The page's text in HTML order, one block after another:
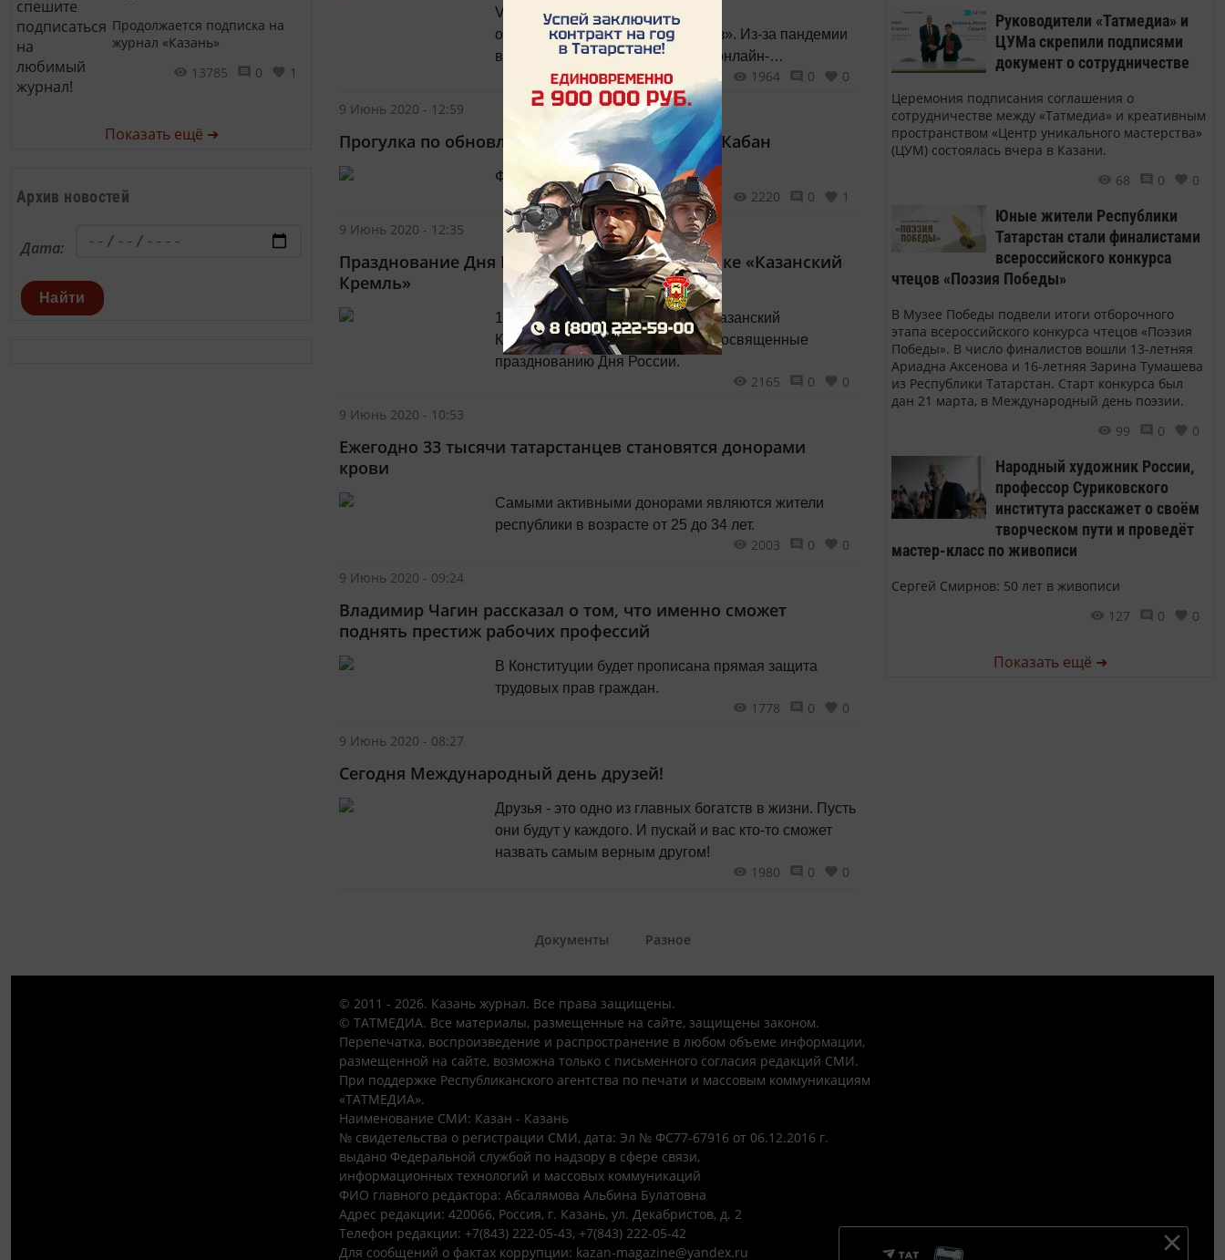
Продолжается подписка на
журнал «Казань»
13785
0 1
Показать ещё ➜
Архив новостей
Дата:
Найти
VI Международный театрально-
образовательный форум «Науруз». Из-за пандемии
в нынешнем году он проходит в онлайн-
формате и объединяет 700 участников из разных
точек мира.
1964 0
0
9 Июнь 2020 - 12:59
Прогулка по обновлённой набережной озера Кабан
Фото: Екатерина Калинина.
2220 0
1
9 Июнь 2020 - 12:35
Празднование Дня России в Музее-заповеднике «Казанский
Кремль»
12 июня в Музее-заповеднике «Казанский
Кремль» пройдут мероприятия, посвященные
празднованию Дня России.
2165 0
0
9 Июнь 2020 - 10:53
Ежегодно 33 тысячи татарстанцев становятся донорами
крови
Самыми активными донорами являются жители
республики в возрасте от 25 до 34 лет.
2003 0
0
9 Июнь 2020 - 09:24
Владимир Чагин рассказал о том, что именно сможет
поднять престиж рабочих профессий
В Конституции будет прописана прямая защита
трудовых прав граждан.
1778 0
0
9 Июнь 2020 - 08:27
Сегодня Международный день друзей!
Друзья - это одно из главных богатств в жизни. Пусть
они будут у каждого. И пускай и вас кто-то сможет
назвать самым верным другом!
1980 0 0
Руководители «Татмедиа» и
ЦУМа скрепили подписями
документ о сотрудничестве
Церемония подписания соглашения о
сотрудничестве между «Татмедиа» и креативным
пространством «Центр уникального мастерства»
(ЦУМ) состоялась вчера в Казани.
68
0 0
Юные жители Республики
Татарстан стали финалистами
всероссийского конкурса
чтецов «Поэзия Победы»
В Музее Победы подвели итоги отборочного
этапа всероссийского конкурса чтецов «Поэзия
Победы». В число финалистов вошли 13-летняя
Ариадна Аксенова и 16-летняя Зарина Тумашева
из Республики Татарстан. Старт конкурса был
дан 21 марта, в Международный день поэзии.
99
0 0
Народный художник России,
профессор Суриковского
института расскажет о своём
творческом пути и проведёт
мастер-класс по живописи
Сергей Смирнов: 50 лет в живописи
127
0 0
Показать ещё ➜
Документы Разное
© 2011 - 2026. Казань журнал. Все права защищены.
© ТАТМЕДИА. Все материалы, размещенные на сайте, защищены законом.
Перепечатка, воспроизведение и распространение в любом объеме информации,
размещенной на сайте, возможна только с письменного согласия редакций СМИ.
При поддержке Республиканского агентства по печати и массовым коммуникациям
«ТАТМЕДИА».
Наименование СМИ: Казан - Казань
№ свидетельства о регистрации СМИ, дата: Эл № ФС77-67916 от 06.12.2016 г.
выдано Федеральной службой по надзору в сфере связи,
информационных технологий и массовых коммуникаций
ФИО главного редактора: Абсалямова Альбина Булатовна
Адрес редакции: 420066, Россия, г. Казань, ул. Декабристов, д. 2
Телефон редакции: +7(843) 222-05-43, +7(843) 222-05-42
Для сообщений о фактах коррупции: kazan-magazine@yandex.ru